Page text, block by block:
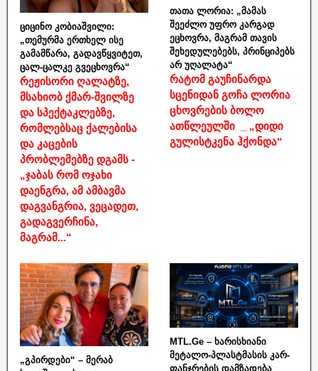
ციცინო კობიაშვილი:
„თემურმა ერთხელ ისე
გამამწარა, გადავწყვიტეთ,
ცალ-ცალკე გვეცხოვრა“
რეჟისორი ღალატზე,
მსახიობ ქმარ-შვილზე
და სპექტაკლებზე,
რომლებსაც ქალებისა
და კაცების
პრობლემებზე დგამს -
„ჯაბას რომ ოჯახი
დაენგრა, ამ ამბავმა
დაგვანგრია, ვეცადეთ,
გადაგვერჩინა,
მაგრამ...“
თათა ლორია: „მამას
შეეძლო უფრო კარგად
ეცხოვრა, მაგრამ თავის
შეხედულებებს, პრინციპებს
არ უღალატა“
რატომ გაუჩინარდა
სცენიდან გოჩა ლორია
ცხოვრების ბოლო
ათწლეულში _ „დიდი
გულისტკენა ჰქონდა“
„გპირდები“ – მერაბ
MTL.Ge – ხარისხიანი
მეტალო-პლასტმასის კარ-
ფანჯრების დამზადება